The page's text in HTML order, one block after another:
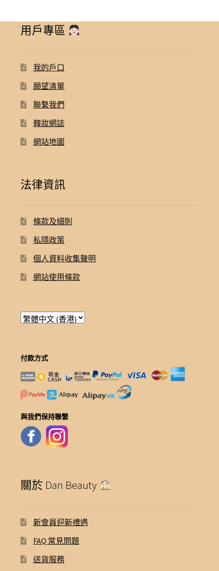
用戶專區
我的戶口
願望清單
聯繫我們
韓妝網誌
網站地圖
法律資訊
條款及細則
私隱政策
個人資料收集聲明
網站使用條款
付款方式
與我們保持聯繫
關於 Dan Beauty
新會員迎新禮遇
FAQ 常見問題
送貨服務